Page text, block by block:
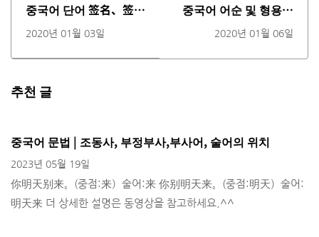
중국어 단어 签名、签
字、署名의 비교 (동영
상)
2020년 01월 03일
중국어 어순 및 형용사
술어문 (동영상)
2020년 01월 06일
추천 글
중국어 문법 | 조동사, 부정부사,부사어, 술어의 위치
2023년 05월 19일
你明天别来。(중점:来）술어:来 你别明天来。(중점:明天）술어:
明天来 더 상세한 설명은 동영상을 참고하세요.^^